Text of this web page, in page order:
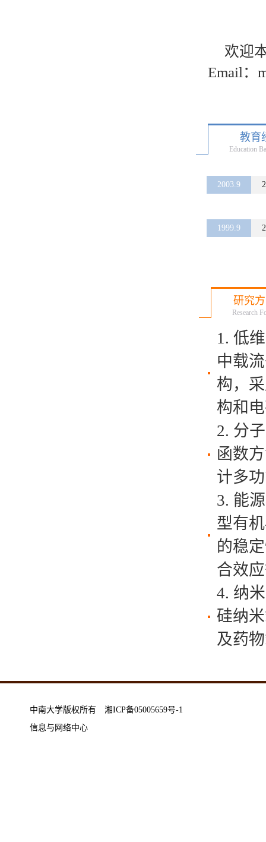
欢迎
Email：
教育
Education
2003.9
1999.9
研究
Research
1. 低
中载
构，
构和
2. 分
函数
计多
3. 能
型有
的稳
合效
4. 纳
硅纳
及药
中南大学版权所有 湘ICP备05005659号-1
信息与网络中心